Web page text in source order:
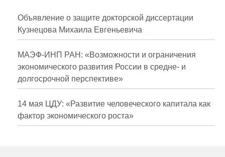
Публикации
Научная жизнь
Издания
Проблемы прогнозирования
О журнале
Объявление о защите докторской диссертации
Кузнецова Михаила Евгеньевича
МАЭФ-ИНП РАН: «Возможности и ограничения
экономического развития России в средне- и
долгосрочной перспективе»
14 мая ЦДУ: «Развитие человеческого капитала как
фактор экономического роста»